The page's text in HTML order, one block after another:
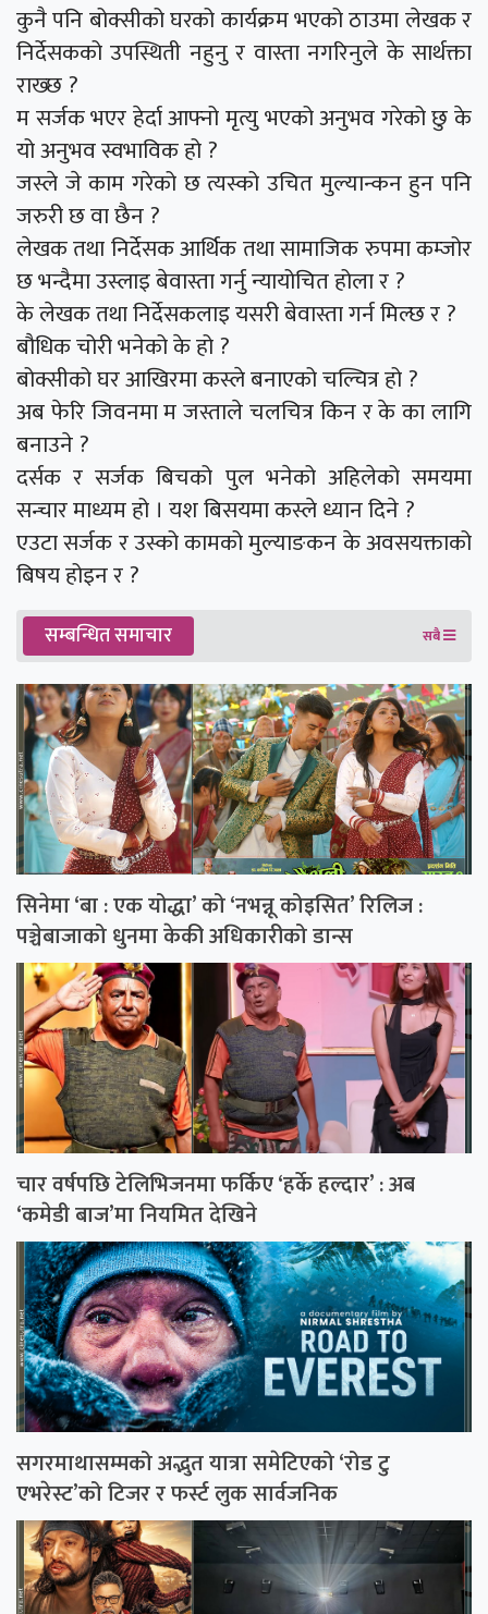
कुनै पनि बोक्सीको घरको कार्यक्रम भएको ठाउमा लेखक र
निर्देसकको उपस्थिती नहुनु र वास्ता नगरिनुले के सार्थक्ता
राख्छ ?
म सर्जक भएर हेर्दा आफ्नो मृत्यु भएको अनुभव गरेको छु के
यो अनुभव स्वभाविक हो ?
जस्ले जे काम गरेको छ त्यस्को उचित मुल्यान्कन हुन पनि
जरुरी छ वा छैन ?
लेखक तथा निर्देसक आर्थिक तथा सामाजिक रुपमा कम्जोर
छ भन्दैमा उस्लाइ बेवास्ता गर्नु न्यायोचित होला र ?
के लेखक तथा निर्देसकलाइ यसरी बेवास्ता गर्न मिल्छ र ?
बौधिक चोरी भनेको के हो ?
बोक्सीको घर आखिरमा कस्ले बनाएको चल्चित्र हो ?
अब फेरि जिवनमा म जस्ताले चलचित्र किन र के का लागि
बनाउने ?
दर्सक र सर्जक बिचको पुल भनेको अहिलेको समयमा
सन्चार माध्यम हो । यश बिसयमा कस्ले ध्यान दिने ?
एउटा सर्जक र उस्को कामको मुल्याङकन के अवसयक्ताको
बिषय होइन र ?
सम्बन्धित समाचार सबै
सिनेमा ‘बा : एक योद्धा’ को ‘नभन्नू कोइसित’ रिलिज :
पञ्चेबाजाको धुनमा केकी अधिकारीको डान्स
चार वर्षपछि टेलिभिजनमा फर्किए ‘हर्के हल्दार’ : अब
‘कमेडी बाज’मा नियमित देखिने
सगरमाथासम्मको अद्भुत यात्रा समेटिएको ‘रोड टु
एभरेस्ट’को टिजर र फर्स्ट लुक सार्वजनिक